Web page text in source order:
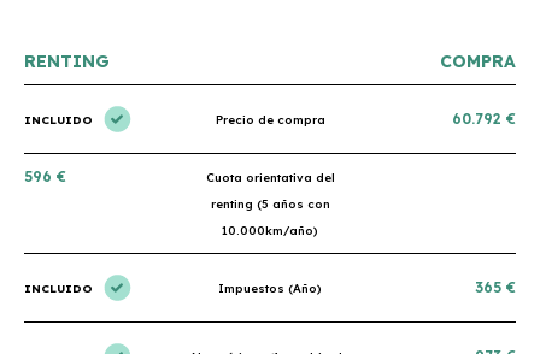
RENTING COMPRA
INCLUIDO Precio de compra 60.792 €
596 €
Cuota orientativa del
renting (5 años con
10.000km/año)
INCLUIDO Impuestos (Año) 365 €